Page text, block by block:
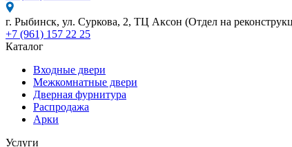
г. Рыбинск, ул. Суркова, 2, ТЦ Аксон (Отдел на
+7 (961) 157 22 25
Каталог
Входные двери
Межкомнатные двери
Дверная фурнитура
Распродажа
Арки
Услуги